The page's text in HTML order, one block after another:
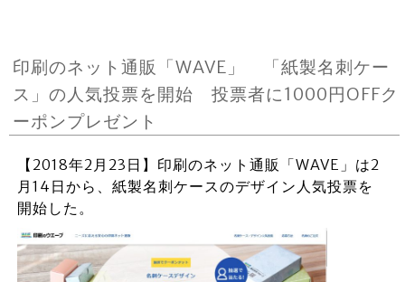
印刷のネット通販「WAVE」 「紙製名刺ケー
ス」の人気投票を開始 投票者に1000円OFFク
ーポンプレゼント
【2018年2月23日】印刷のネット通販「WAVE」は2
月14日から、紙製名刺ケースのデザイン人気投票を
開始した。